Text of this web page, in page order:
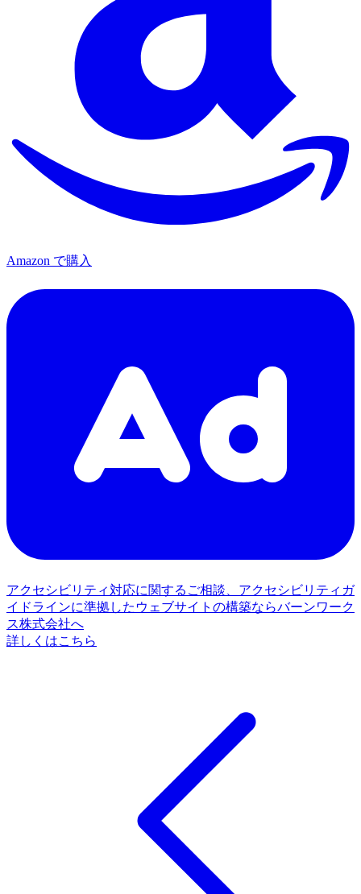
Amazon で購入
アクセシビリティ対応に関するご相談、アクセシビリティガ
イドラインに準拠したウェブサイトの構築ならバーンワーク
ス株式会社へ
詳しくはこちら